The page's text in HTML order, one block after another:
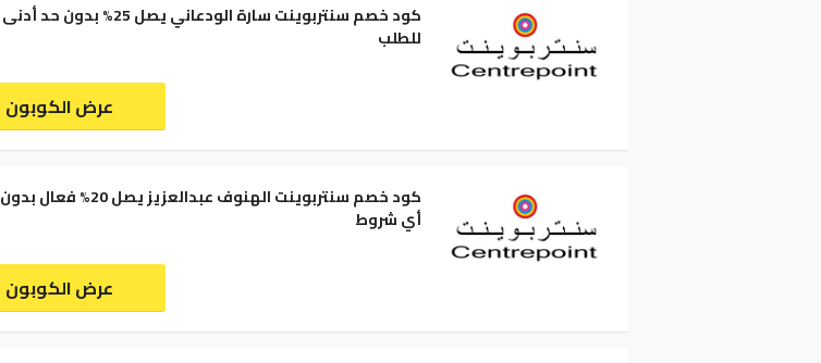
كود خصم سنتربوينت سارة الودعاني يصل 25% بدون حد أدنى
للطلب
عرض الكوبون
كود خصم سنتربوينت الهنوف عبدالعزيز يصل 20% فعال بدون
أي شروط
عرض الكوبون